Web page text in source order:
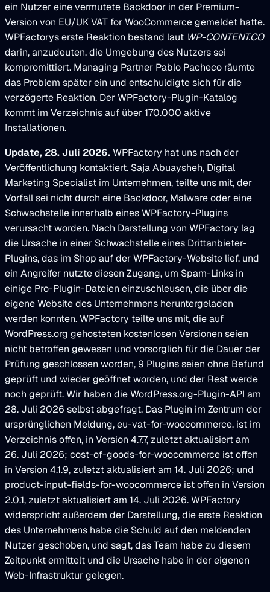
ein Nutzer eine vermutete Backdoor in der Premium-
Version von EU/UK VAT for WooCommerce gemeldet hatte.
WPFactorys erste Reaktion bestand laut WP-CONTENT.CO
darin, anzudeuten, die Umgebung des Nutzers sei
kompromittiert. Managing Partner Pablo Pacheco räumte
das Problem später ein und entschuldigte sich für die
verzögerte Reaktion. Der WPFactory-Plugin-Katalog
kommt im Verzeichnis auf über 170.000 aktive
Installationen.
Update, 28. Juli 2026.WPFactory hat uns nach der
Veröffentlichung kontaktiert. Saja Abuaysheh, Digital
Marketing Specialist im Unternehmen, teilte uns mit, der
Vorfall sei nicht durch eine Backdoor, Malware oder eine
Schwachstelle innerhalb eines WPFactory-Plugins
verursacht worden. Nach Darstellung von WPFactory lag
die Ursache in einer Schwachstelle eines Drittanbieter-
Plugins, das im Shop auf der WPFactory-Website lief, und
ein Angreifer nutzte diesen Zugang, um Spam-Links in
einige Pro-Plugin-Dateien einzuschleusen, die über die
eigene Website des Unternehmens heruntergeladen
werden konnten. WPFactory teilte uns mit, die auf
WordPress.org gehosteten kostenlosen Versionen seien
nicht betroffen gewesen und vorsorglich für die Dauer der
Prüfung geschlossen worden, 9 Plugins seien ohne Befund
geprüft und wieder geöffnet worden, und der Rest werde
noch geprüft. Wir haben die WordPress.org-Plugin-API am
28. Juli 2026 selbst abgefragt. Das Plugin im Zentrum der
ursprünglichen Meldung, eu-vat-for-woocommerce, ist im
Verzeichnis offen, in Version 4.7.7, zuletzt aktualisiert am
26. Juli 2026; cost-of-goods-for-woocommerce ist offen
in Version 4.1.9, zuletzt aktualisiert am 14. Juli 2026; und
product-input-fields-for-woocommerce ist offen in Version
2.0.1, zuletzt aktualisiert am 14. Juli 2026. WPFactory
widerspricht außerdem der Darstellung, die erste Reaktion
des Unternehmens habe die Schuld auf den meldenden
Nutzer geschoben, und sagt, das Team habe zu diesem
Zeitpunkt ermittelt und die Ursache habe in der eigenen
Web-Infrastruktur gelegen.